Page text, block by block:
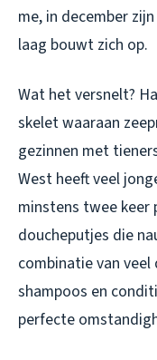
me, in december
laag bouwt zich op.
Wat het versnelt?
skelet waaraan
gezinnen met
West heeft veel
minstens twee keer
doucheputjes die
combinatie van
shampoos en
perfecte